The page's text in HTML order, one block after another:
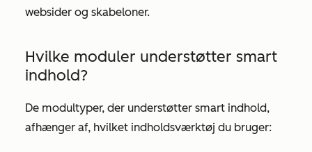
websider og skabeloner.
Hvilke moduler understøtter smart
indhold?
De modultyper, der understøtter smart indhold,
afhænger af, hvilket indholdsværktøj du bruger: